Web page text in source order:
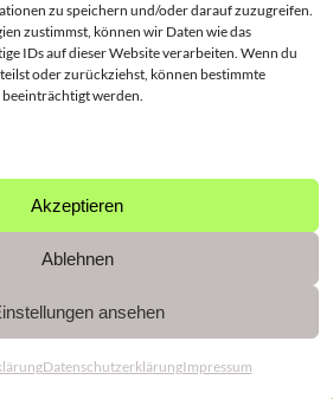
zu speichern und/oder darauf zuzugreifen.
zustimmst, können wir Daten wie das
IDs auf dieser Website verarbeiten. Wenn du
oder zurückziehst, können bestimmte
werden.
Akzeptieren
Ablehnen
ansehen
DatenschutzerklärungImpressum